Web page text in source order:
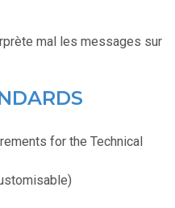
mal les messages sur
for the Technical